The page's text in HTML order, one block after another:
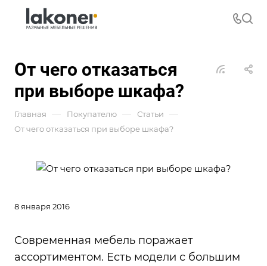
От чего отказаться
при выборе шкафа?
Главная — Покупателю — Статьи —
От чего отказаться при выборе шкафа?
8 января 2016
Современная мебель поражает
ассортиментом. Есть модели с большим